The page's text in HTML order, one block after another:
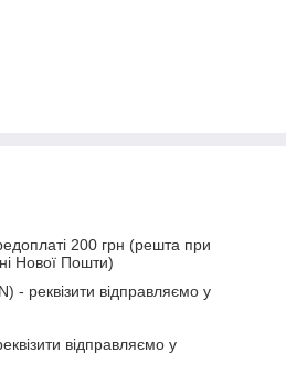
200 грн (решта при
Нової Пошти)
- реквізити відправляємо у
відправляємо у